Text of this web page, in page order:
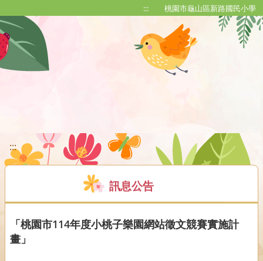
::: 桃園市龜山區新路國民小學
:::
訊息公告
「桃園市114年度小桃子樂園網站徵文競賽實施計
畫」